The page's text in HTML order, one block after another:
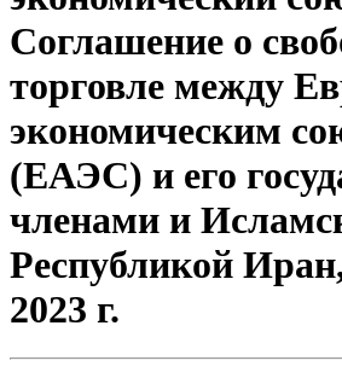
Соглашение о
торговле между
экономическим
(ЕАЭС) и его
членами и
Республикой
2023 г.